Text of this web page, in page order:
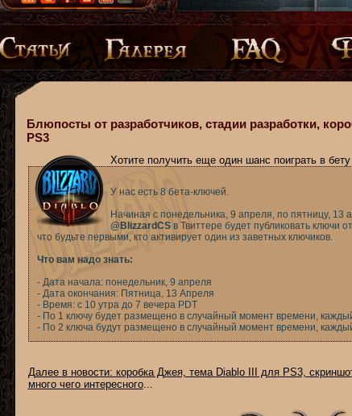
Блюпосты от разработчиков, стадии разработки,
PS3
Хотите получить еще один шанс поиграть в
У нас есть 8 бета-ключей.
Начиная с понедельника, 9 апреля, по пятницу, 13
@BlizzardCSв Твиттере будет публиковать ключи
что будьте первыми, кто активирует один из заветных ключиков.
Что вам надо знать:
- Дата начала: понедельник, 9 апреля
- Дата окончания: Пятница, 13 Апреля
- Время: с 10 утра до 7 вечера PDT
- По 1 ключу будет размещено в случайный момент времени,
- По 2 ключа будут размещено в случайный момент времени,
Далее в новости: коробка Джея, тема Diablo III для PS3,
много чего интересного...